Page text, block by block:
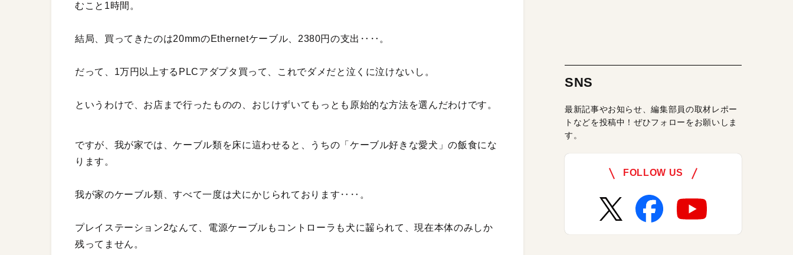
むこと1時間。
結局、買ってきたのは20mmのEthernetケーブル、2380円の支出‥‥。
だって、1万円以上するPLCアダプタ買って、これでダメだと泣くに泣けないし。
というわけで、お店まで行ったものの、おじけずいてもっとも原始的な方法を選んだわけです。
ですが、我が家では、ケーブル類を床に這わせると、うちの「ケーブル好きな愛犬」の飯食にな
ります。
我が家のケーブル類、すべて一度は犬にかじられております‥‥。
プレイステーション2なんて、電源ケーブルもコントローラも犬に齧られて、現在本体のみしか
残ってません。
SNS
最新記事やお知らせ、編集部員の取材レポー
トなどを投稿中！ぜひフォローをお願いしま
す。
FOLLOW US